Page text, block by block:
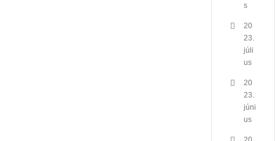
s
20
23.
júli
us
20
23.
júni
us